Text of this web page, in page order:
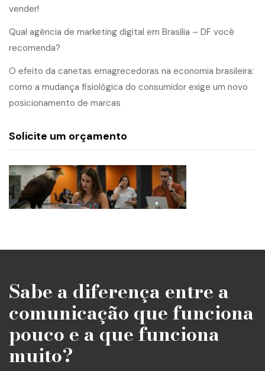
vender!
Qual agência de marketing digital em Brasília – DF você
recomenda?
O efeito da canetas emagrecedoras na economia brasileira:
como a mudança fisiológica do consumidor exige um novo
posicionamento de marcas
Solicite um orçamento
Sabe a diferença entre a
comunicação que funciona
pouco e a que funciona
muito?